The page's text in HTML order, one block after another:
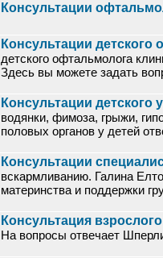
Консультации
Консультации
детского офтальмолога
Здесь вы можете задать
Консультации детского
водянки, фимоза, грыжи,
половых органов у детей
Консультации
вскармливанию. Галина
материнства и поддержки
Консультация
На вопросы отвечает